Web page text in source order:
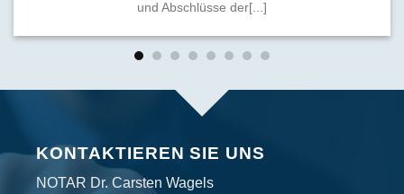
und Abschlüsse der[...]
KONTAKTIEREN SIE UNS
NOTAR Dr. Carsten Wagels